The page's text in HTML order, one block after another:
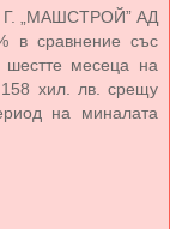
„МАШСТРОЙ” АД
в сравнение със
месеца на
158 хил. лв. срещу
на миналата